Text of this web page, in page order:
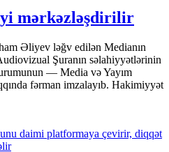
mərkəzləşdirilir
Əliyev ləğv edilən Medianın
Şuranın səlahiyyətlərinin
— Media və Yayım
fərman imzalayıb. Hakimiyyət